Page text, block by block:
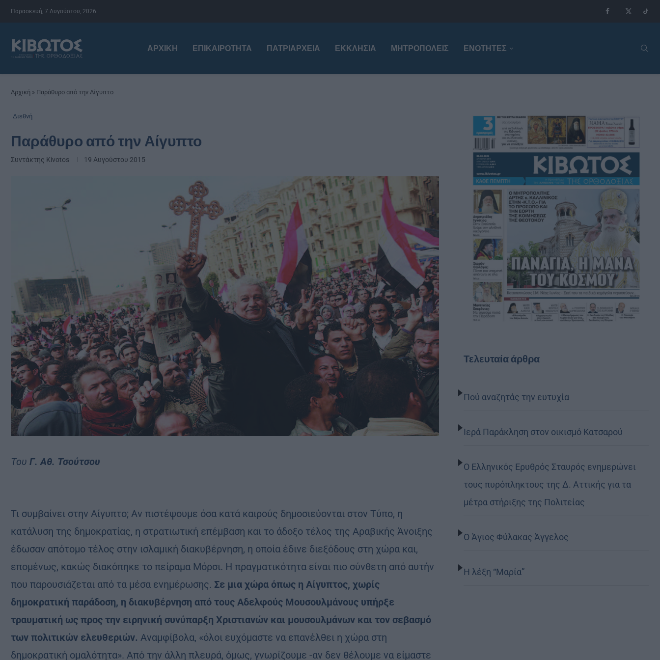
Παρασκευή, 7 Αυγούστου, 2026
ΑΡΧΙΚΉ ΕΠΙΚΑΙΡΌΤΗΤΑ ΠΑΤΡΙΑΡΧΕΊΑ ΕΚΚΛΗΣΊΑ ΜΗΤΡΟΠΌΛΕΙΣ ΕΝΟΤΗΤΕΣ
Αρχική » Παράθυρο από την Αίγυπτο
Διεθνή
Παράθυρο από την Αίγυπτο
Συντάκτης Kivotos 19 Αυγούστου 2015
Toυ Γ. Αθ. Τσούτσου
Τι συμβαίνει στην Αίγυπτο; Αν πιστέψουμε όσα κατά καιρούς δημοσιεύονται στον Τύπο, η
κατάλυση της δημοκρατίας, η στρατιωτική επέμβαση και το άδοξο τέλος της Αραβικής Άνοιξης
έδωσαν απότομο τέλος στην ισλαμική διακυβέρνηση, η οποία έδινε διεξόδους στη χώρα και,
επομένως, κακώς διακόπηκε το πείραμα Μόρσι. Η πραγματικότητα είναι πιο σύνθετη από αυτήν
που παρουσιάζεται από τα μέσα ενημέρωσης. Σε μια χώρα όπως η Αίγυπτος, χωρίς
δημοκρατική παράδοση, η διακυβέρνηση από τους Αδελφούς Μουσουλμάνους υπήρξε
τραυματική ως προς την ειρηνική συνύπαρξη Χριστιανών και μουσουλμάνων και τον σεβασμό
των πολιτικών ελευθεριών. Αναμφίβολα, «όλοι ευχόμαστε να επανέλθει η χώρα στη
δημοκρατική ομαλότητα». Από την άλλη πλευρά, όμως, γνωρίζουμε -αν δεν θέλουμε να είμαστε
Τελευταία άρθρα
Πού αναζητάς την ευτυχία
Ιερά Παράκληση στον οικισμό Κατσαρού
Ο Ελληνικός Ερυθρός Σταυρός ενημερώνει
τους πυρόπληκτους της Δ. Αττικής για τα
μέτρα στήριξης της Πολιτείας
Ο Άγιος Φύλακας Άγγελος
Η λέξη “Μαρία”